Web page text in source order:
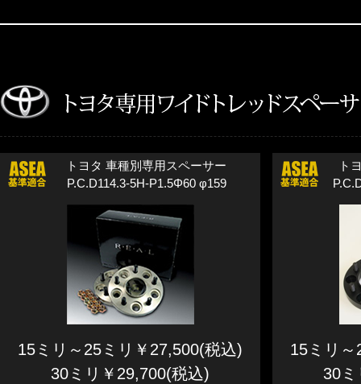
トヨタ 車種別専用スペーサー
P.C.D114.3-5H-P1.5Φ60 φ159
15ミリ～25ミリ￥27,500(税込)
30ミリ￥29,700(税込)
ト
15ミリ
30